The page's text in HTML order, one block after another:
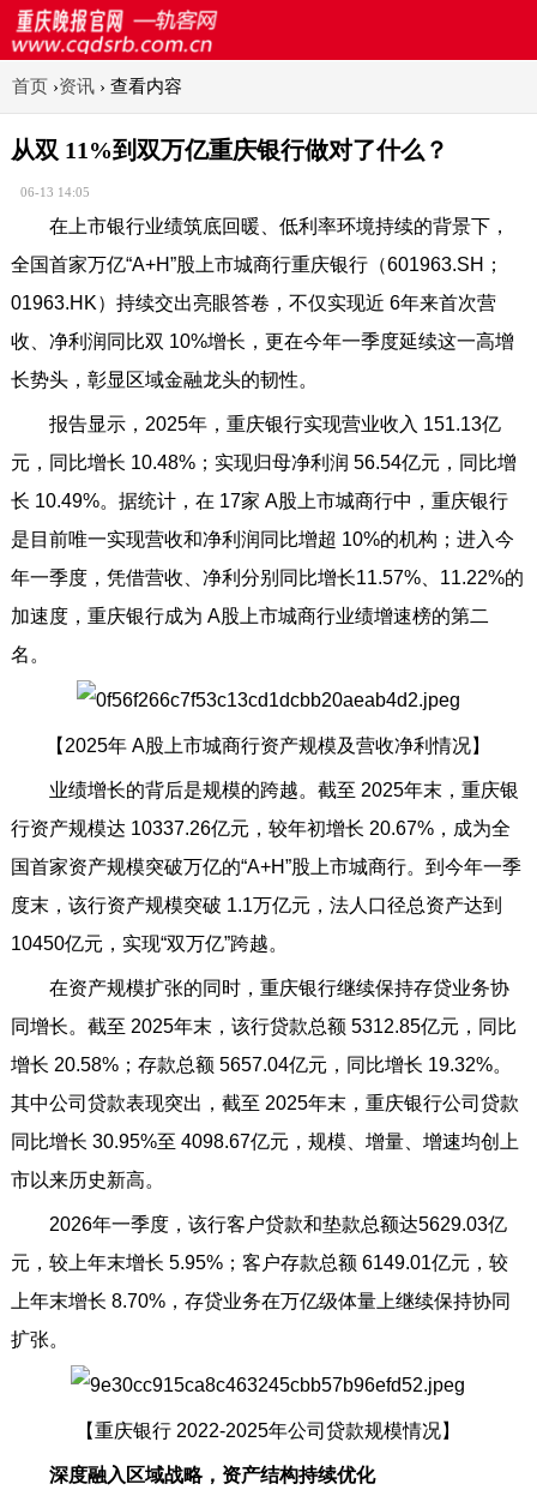
首页 ›资讯 › 查看内容
从双 11%到双万亿重庆银行做对了什么？
06-13 14:05
在上市银行业绩筑底回暖、低利率环境持续的背景下，
全国首家万亿“A+H”股上市城商行重庆银行（601963.SH；
01963.HK）持续交出亮眼答卷，不仅实现近 6年来首次营
收、净利润同比双 10%增长，更在今年一季度延续这一高增
长势头，彰显区域金融龙头的韧性。
报告显示，2025年，重庆银行实现营业收入 151.13亿
元，同比增长 10.48%；实现归母净利润 56.54亿元，同比增
长 10.49%。据统计，在 17家 A股上市城商行中，重庆银行
是目前唯一实现营收和净利润同比增超 10%的机构；进入今
年一季度，凭借营收、净利分别同比增长11.57%、11.22%的
加速度，重庆银行成为 A股上市城商行业绩增速榜的第二
名。
【2025年 A股上市城商行资产规模及营收净利情况】
业绩增长的背后是规模的跨越。截至 2025年末，重庆银
行资产规模达 10337.26亿元，较年初增长 20.67%，成为全
国首家资产规模突破万亿的“A+H”股上市城商行。到今年一季
度末，该行资产规模突破 1.1万亿元，法人口径总资产达到
10450亿元，实现“双万亿”跨越。
在资产规模扩张的同时，重庆银行继续保持存贷业务协
同增长。截至 2025年末，该行贷款总额 5312.85亿元，同比
增长 20.58%；存款总额 5657.04亿元，同比增长 19.32%。
其中公司贷款表现突出，截至 2025年末，重庆银行公司贷款
同比增长 30.95%至 4098.67亿元，规模、增量、增速均创上
市以来历史新高。
2026年一季度，该行客户贷款和垫款总额达5629.03亿
元，较上年末增长 5.95%；客户存款总额 6149.01亿元，较
上年末增长 8.70%，存贷业务在万亿级体量上继续保持协同
扩张。
【重庆银行 2022-2025年公司贷款规模情况】
深度融入区域战略，资产结构持续优化